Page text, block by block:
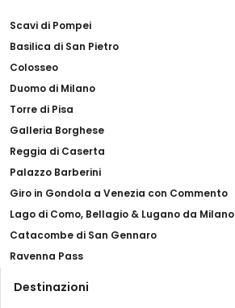
Scavi di Pompei
Basilica di San Pietro
Colosseo
Duomo di Milano
Torre di Pisa
Galleria Borghese
Reggia di Caserta
Palazzo Barberini
Giro in Gondola a Venezia con Commento
Lago di Como, Bellagio & Lugano da Milano
Catacombe di San Gennaro
Ravenna Pass
Destinazioni